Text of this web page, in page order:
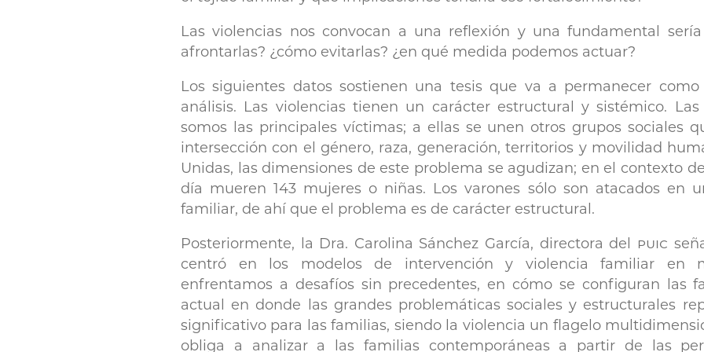
Las violencias nos convocan a una reflexión y una fundamental
afrontarlas? ¿cómo evitarlas? ¿en qué medida podemos actuar?
Los siguientes datos sostienen una tesis que va a permanecer
análisis. Las violencias tienen un carácter estructural y sistémico.
somos las principales víctimas; a ellas se unen otros grupos sociales
intersección con el género, raza, generación, territorios y movilidad
Unidas, las dimensiones de este problema se agudizan; en el contexto
día mueren 143 mujeres o niñas. Los varones sólo son atacados en
familiar, de ahí que el problema es de carácter estructural.
Posteriormente, la Dra. Carolina Sánchez García, directora del puic
centró en los modelos de intervención y violencia familiar en
enfrentamos a desafíos sin precedentes, en cómo se configuran las
actual en donde las grandes problemáticas sociales y estructurales
significativo para las familias, siendo la violencia un flagelo
obliga a analizar a las familias contemporáneas a partir de las